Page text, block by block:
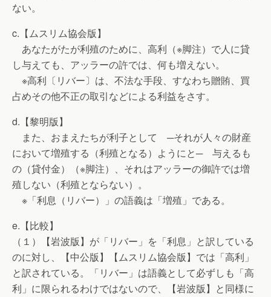
ない。
c.【ムスリム協会版】
あなたがたが利殖のために、高利（※脚注）で人に貸
し与えても、アッラーの許では、何も増えない。
※高利〔リバー〕は、不法な手段、すなわち贈賄、買
占めその他不正の取引などによる利益をさす。
d.【黎明版】
また、おまえたちが利子として ─それが人々の財産
において増殖する（利殖となる）ようにと─ 与えるも
の（貸付金）（※脚注）、それはアッラーの御許では増
殖しない（利殖とならない）。
※「利息（リバー）」の語義は「増殖」である。
e.【比較】
（１）【岩波版】が「リバー」を「利息」と訳している
のに対し、【中公版】【ムスリム協会版】では「高利」
と訳されている。「リバー」は語義として必ずしも「高
利」に限られるわけではないので、【岩波版】と同様に